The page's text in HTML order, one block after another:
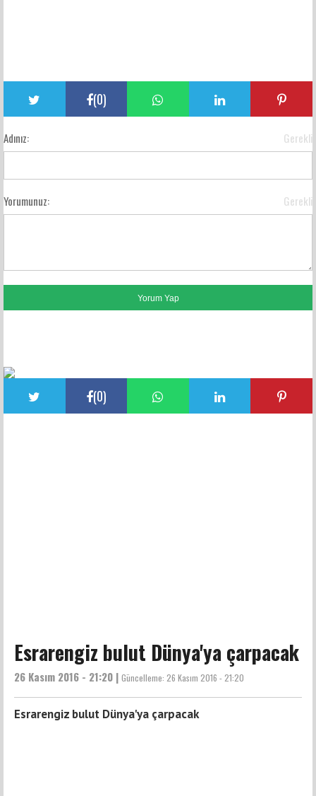
(0)
Adınız: Gerekli
Yorumunuz: Gerekli
(0)
Esrarengiz bulut Dünya'ya çarpacak
26 Kasım 2016 - 21:20 | Güncelleme: 26 Kasım 2016 - 21:20
Esrarengiz bulut Dünya'ya çarpacak